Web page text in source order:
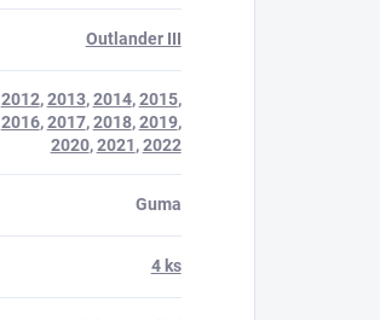
Outlander III
2012,2013,2014,2015,
2016,2017,2018,2019,
2020,2021,2022
Guma
4 ks